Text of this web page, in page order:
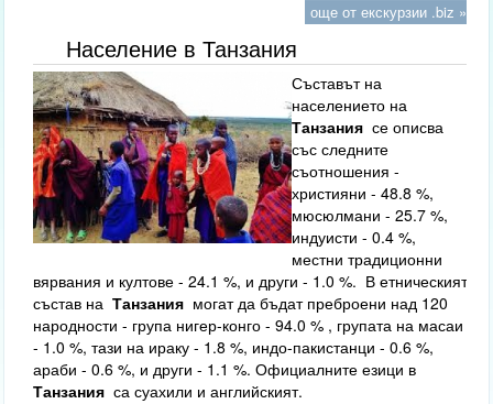
още от екскурзии .biz »
Население в Танзания
Съставът на
населението на
Танзания се описва
със следните
съотношения -
християни - 48.8 %,
мюсюлмани - 25.7 %,
индуисти - 0.4 %,
местни традиционни
вярвания и култове - 24.1 %, и други - 1.0 %. В етническият
състав наТанзания могат да бъдат преброени над 120
народности - група нигер-конго - 94.0 % , групата на масаи
- 1.0 %, тази на ираку - 1.8 %, индо-пакистанци - 0.6 %,
араби - 0.6 %, и други - 1.1 %. Официалните езици в
Танзания са суахили и английският.